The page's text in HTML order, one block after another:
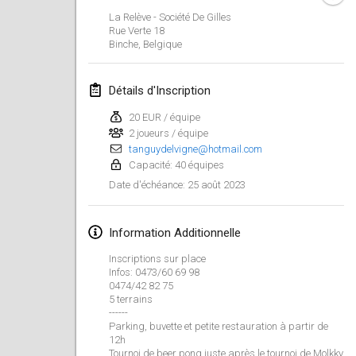
La Relève - Société De Gilles
Rue Verte 18
Binche, Belgique
Détails d'Inscription
20 EUR / équipe
2 joueurs / équipe
tanguydelvigne@hotmail.com
Capacité: 40 équipes
Date d'échéance: 25 août 2023
Information Additionnelle
Inscriptions sur place
Infos: 0473/60 69 98
0474/42 82 75
5 terrains
------
Parking, buvette et petite restauration à partir de
12h
Tournoi de beer pong juste après le tournoi de Molkky
février 2023
4 févr. 2023| France
SingeliDuppeli
4 févr. 2023|Finlande
Indoor de la CASAS
18 févr. 2023|France
Faschings-Mölkky
19 févr. 2023|Allemagne